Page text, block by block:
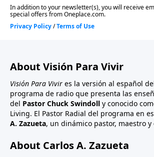
About Visión Para Vivir
Visión Para Vivir es la versión al español
programa de radio que presenta las
del Pastor Chuck Swindoll y conocido
Living. El Pastor Radial del programa en
A. Zazueta, un dinámico pastor, maestro
About Carlos A. Zazueta